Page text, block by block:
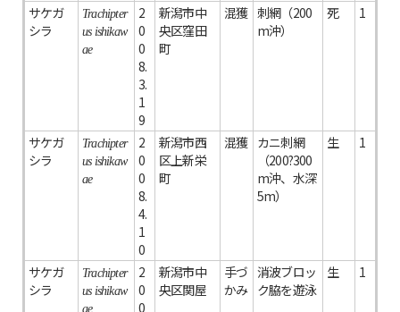
サケガ
シラ
Trachipter
us ishikaw
ae
2
0
0
8.
3.
1
9
新潟市中
央区窪田
町
混獲 刺網（200
m沖）
死 1
サケガ
シラ
Trachipter
us ishikaw
ae
2
0
0
8.
4.
1
0
新潟市西
区上新栄
町
混獲 カニ刺網
（200?300
m沖、水深
5m）
生 1
サケガ
シラ
Trachipter
us ishikaw
ae
2
0
0
新潟市中
央区関屋
手づ
かみ
消波ブロッ
ク脇を遊泳
生 1